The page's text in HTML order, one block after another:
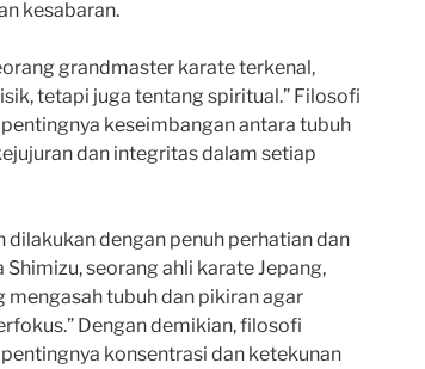
kesabaran.
grandmaster karate terkenal,
tetapi juga tentang spiritual.” Filosofi
keseimbangan antara tubuh
dan integritas dalam setiap
dilakukan dengan penuh perhatian dan
seorang ahli karate Jepang,
mengasah tubuh dan pikiran agar
Dengan demikian, filosofi
konsentrasi dan ketekunan